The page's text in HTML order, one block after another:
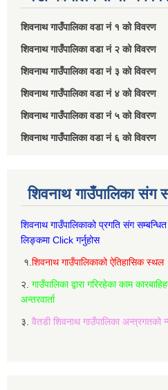
शिवनाथ गाउँपालिका वडा नं‌ १ को विवरण
शिवनाथ गाउँपालिका वडा नं‌ २ को विवरण
शिवनाथ गाउँपालिका वडा नं‌ ३ को विवरण
शिवनाथ गाउँपालिका वडा नं‌ ४ को विवरण
शिवनाथ गाउँपालिका वडा नं‌ ५ को विवरण
शिवनाथ गाउँपालिका वडा नं‌ ६ को विवरण
शिवनाथ गाउँपालिका संग
शिवनाथ गाउँपालिकाको प्रगति संग सम्बन्धित
लिङ्कमा Click गर्नुहोस
१. शिवनाथ गाउँपालिकाको ऐतिहासिक स्थल
२. गाउँपालिका द्वारा गरिरहेका काम
अन्तरवार्ता
३. वैतडी शिवनाथ गाउँपालिका अन्त्रगतको